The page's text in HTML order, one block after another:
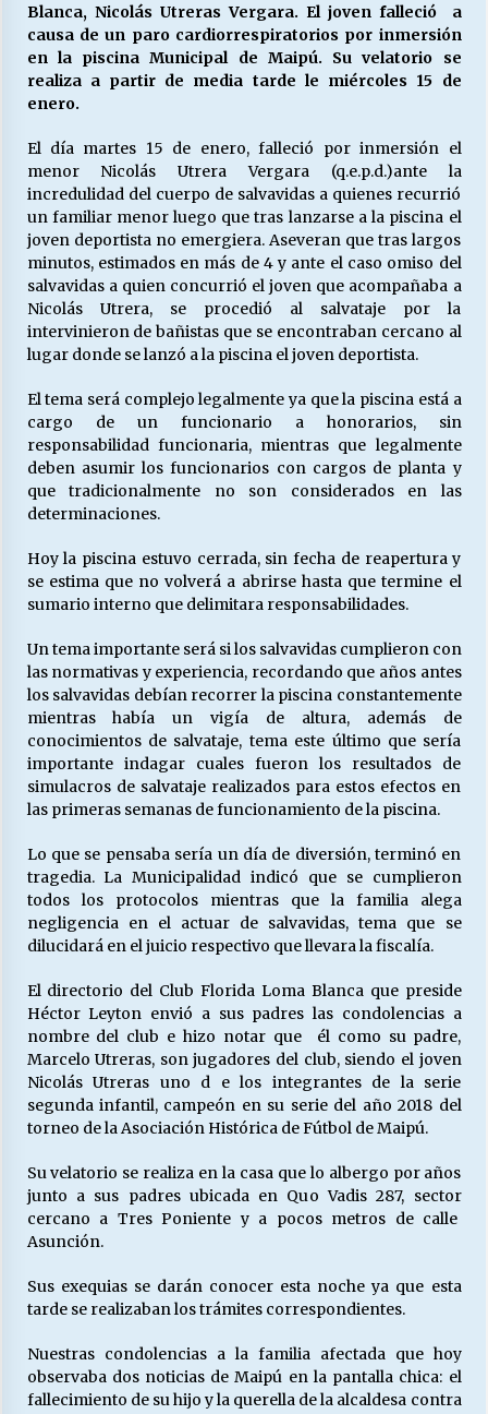
Releyendo la Rerum Novarum a 135 años. “La
cuestión social hoy”.
16/05/2026
30/04/2026
¿Asesores con doble sueldo?
18/04/2026
Chile y sus segmentos de la riqueza
06/04/2026
Blanca, Nicolás Utreras Vergara. El joven falleció a
causa de un paro cardiorrespiratorios por inmersión
en la piscina Municipal de Maipú. Su velatorio se
realiza a partir de media tarde le miércoles 15 de
enero.
El día martes 15 de enero, falleció por inmersión el
menor Nicolás Utrera Vergara (q.e.p.d.)ante la
incredulidad del cuerpo de salvavidas a quienes recurrió
un familiar menor luego que tras lanzarse a la piscina el
joven deportista no emergiera. Aseveran que tras largos
minutos, estimados en más de 4 y ante el caso omiso del
salvavidas a quien concurrió el joven que acompañaba a
Nicolás Utrera, se procedió al salvataje por la
intervinieron de bañistas que se encontraban cercano al
lugar donde se lanzó a la piscina el joven deportista.
El tema será complejo legalmente ya que la piscina está a
cargo de un funcionario a honorarios, sin
responsabilidad funcionaria, mientras que legalmente
deben asumir los funcionarios con cargos de planta y
que tradicionalmente no son considerados en las
determinaciones.
Hoy la piscina estuvo cerrada, sin fecha de reapertura y
se estima que no volverá a abrirse hasta que termine el
sumario interno que delimitara responsabilidades.
Un tema importante será si los salvavidas cumplieron con
las normativas y experiencia, recordando que años antes
los salvavidas debían recorrer la piscina constantemente
mientras había un vigía de altura, además de
conocimientos de salvataje, tema este último que sería
importante indagar cuales fueron los resultados de
simulacros de salvataje realizados para estos efectos en
las primeras semanas de funcionamiento de la piscina.
Lo que se pensaba sería un día de diversión, terminó en
tragedia. La Municipalidad indicó que se cumplieron
todos los protocolos mientras que la familia alega
negligencia en el actuar de salvavidas, tema que se
dilucidará en el juicio respectivo que llevara la fiscalía.
El directorio del Club Florida Loma Blanca que preside
Héctor Leyton envió a sus padres las condolencias a
nombre del club e hizo notar que él como su padre,
Marcelo Utreras, son jugadores del club, siendo el joven
Nicolás Utreras uno d e los integrantes de la serie
segunda infantil, campeón en su serie del año 2018 del
torneo de la Asociación Histórica de Fútbol de Maipú.
Su velatorio se realiza en la casa que lo albergo por años
junto a sus padres ubicada en Quo Vadis 287, sector
cercano a Tres Poniente y a pocos metros de calle
Asunción.
Sus exequias se darán conocer esta noche ya que esta
tarde se realizaban los trámites correspondientes.
Nuestras condolencias a la familia afectada que hoy
observaba dos noticias de Maipú en la pantalla chica: el
fallecimiento de su hijo y la querella de la alcaldesa contra